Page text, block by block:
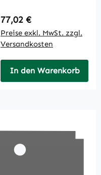
Regulärer Preis:
77,02 €
Preise exkl. MwSt. zzgl.
Versandkosten
In den Warenkorb